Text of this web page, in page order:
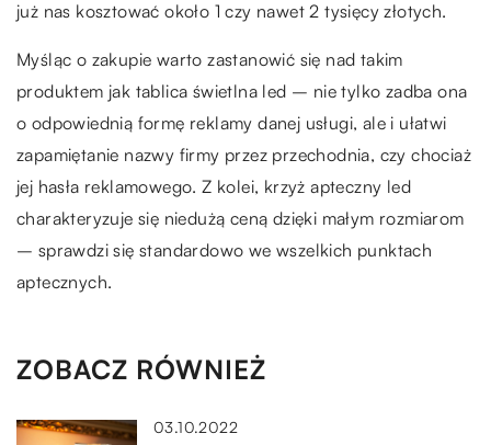
już nas kosztować około 1 czy nawet 2 tysięcy złotych.
Myśląc o zakupie warto zastanowić się nad takim
produktem jak tablica świetlna led – nie tylko zadba ona
o odpowiednią formę reklamy danej usługi, ale i ułatwi
zapamiętanie nazwy firmy przez przechodnia, czy chociaż
jej hasła reklamowego. Z kolei, krzyż apteczny led
charakteryzuje się niedużą ceną dzięki małym rozmiarom
– sprawdzi się standardowo we wszelkich punktach
aptecznych.
ZOBACZ RÓWNIEŻ
03.10.2022